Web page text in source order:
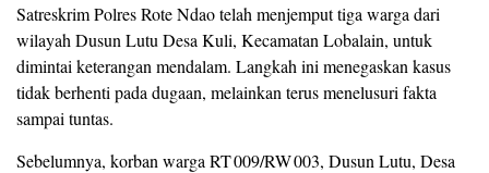
Satreskrim Polres Rote Ndao telah menjemput tiga warga dari
wilayah Dusun Lutu Desa Kuli, Kecamatan Lobalain, untuk
dimintai keterangan mendalam. Langkah ini menegaskan kasus
tidak berhenti pada dugaan, melainkan terus menelusuri fakta
sampai tuntas.
Sebelumnya, korban warga RT 009/RW 003, Dusun Lutu, Desa